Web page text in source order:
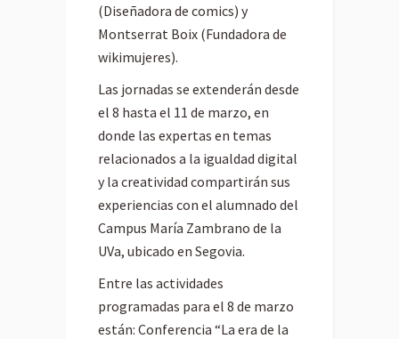
(Diseñadora de comics) y
Montserrat Boix (Fundadora de
wikimujeres).
Las jornadas se extenderán desde
el 8 hasta el 11 de marzo, en
donde las expertas en temas
relacionados a la igualdad digital
y la creatividad compartirán sus
experiencias con el alumnado del
Campus María Zambrano de la
UVa, ubicado en Segovia.
Entre las actividades
programadas para el 8 de marzo
están: Conferencia “La era de la